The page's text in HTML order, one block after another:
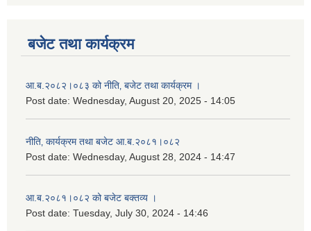
बजेट तथा कार्यक्रम
आ.ब.२०८२।०८३ को नीति‚ बजेट तथा कार्यक्रम ।
Post date: Wednesday, August 20, 2025 - 14:05
नीति‚ कार्यक्रम तथा बजेट आ.ब.२०८१।०८२
Post date: Wednesday, August 28, 2024 - 14:47
आ.ब.२०८१।०८२ को बजेट बक्तव्य ।
Post date: Tuesday, July 30, 2024 - 14:46